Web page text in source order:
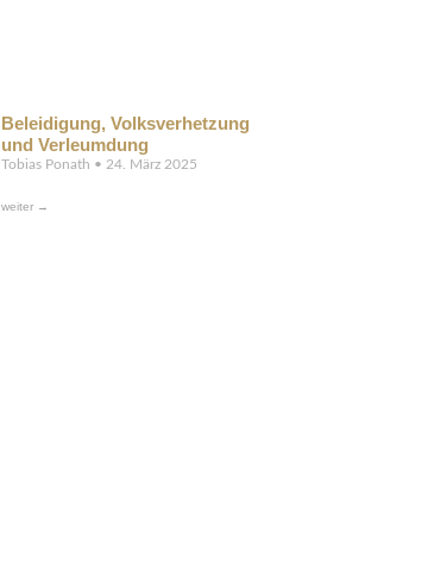
Beleidigung, Volksverhetzung
und Verleumdung
Tobias Ponath 24. März 2025
weiter →